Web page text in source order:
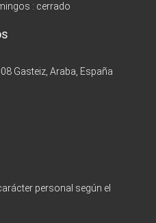
: cerrado
Gasteiz, Araba, España
personal según el